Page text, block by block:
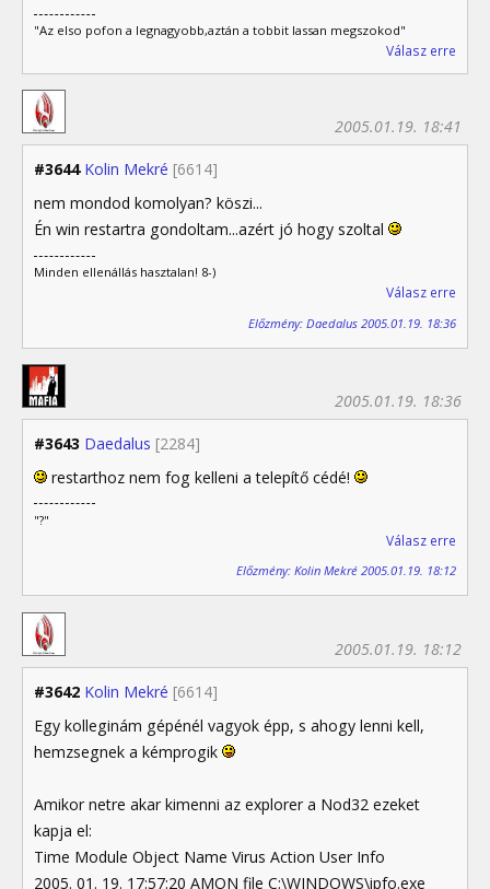
"Az elso pofon a legnagyobb,aztán a tobbit lassan megszokod"
Válasz erre
#3644 Kolin Mekré [6614]
2005.01.19. 18:41
nem mondod komolyan? köszi...
Én win restartra gondoltam...azért jó hogy szoltal
Minden ellenállás hasztalan! 8-)
Válasz erre
Előzmény: Daedalus 2005.01.19. 18:36
#3643 Daedalus [2284]
2005.01.19. 18:36
restarthoz nem fog kelleni a telepítő cédé!
"?"
Válasz erre
Előzmény: Kolin Mekré 2005.01.19. 18:12
#3642 Kolin Mekré [6614]
2005.01.19. 18:12
Egy kolleginám gépénél vagyok épp, s ahogy lenni kell,
hemzsegnek a kémprogik
Amikor netre akar kimenni az explorer a Nod32 ezeket
kapja el:
Time Module Object Name Virus Action User Info
2005. 01. 19. 17:57:20 AMON file C:\WINDOWS\ipfo.exe